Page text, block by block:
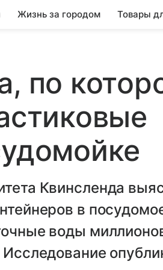
Жизнь за городом Товары
по
Квинсленда
в
воды